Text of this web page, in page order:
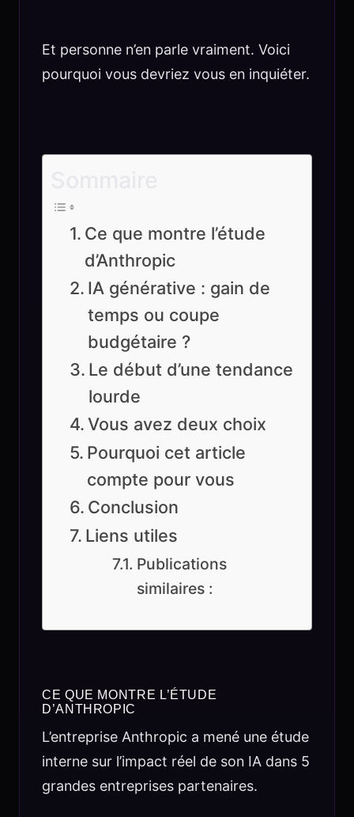
Et personne n’en parle vraiment. Voici
pourquoi vous devriez vous en inquiéter.
Ce que montre l’étude
d’Anthropic
IA générative : gain de
temps ou coupe
budgétaire ?
Le début d’une tendance
lourde
Vous avez deux choix
Pourquoi cet article
compte pour vous
Conclusion
Liens utiles
Publications
similaires :
CE QUE MONTRE L’ÉTUDE
D’ANTHROPIC
L’entreprise Anthropic a mené une étude
interne sur l’impact réel de son IA dans 5
grandes entreprises partenaires.